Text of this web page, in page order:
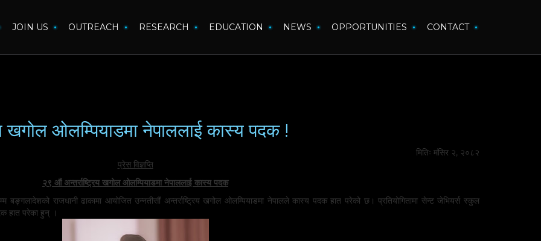
JOIN US OUTREACH RESEARCH EDUCATION NEWS OPPORTUNITIES CONTACT
खगोल ओलम्पियाडमा नेपाललाई कास्य पदक !
मितिः मंसिर २, २०८२
प्रेस विज्ञप्ति
२९ औं अन्तर्राष्ट्रिय खगोल ओलम्पियाडमा नेपाललाई कास्य पदक
राजधानी ढाकामा आयोजित उन्नतीसौं अन्तर्राष्ट्रिय खगोल ओलम्पियाडमा नेपालले कास्य पदक हात परेको छ। प्रतियोगितामा सेन्ट जेभियर्स स्कुल
हात परेका हुन् ।